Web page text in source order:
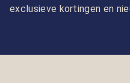
exclusieve kortingen en